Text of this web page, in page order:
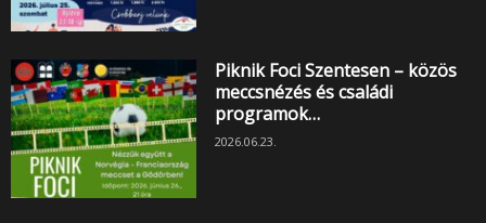
Piknik Foci Szentesen – közös
meccsnézés és családi
programok…
2026.06.23.